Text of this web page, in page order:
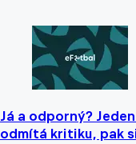
Já a odporný?
odmítá kritiku, pak